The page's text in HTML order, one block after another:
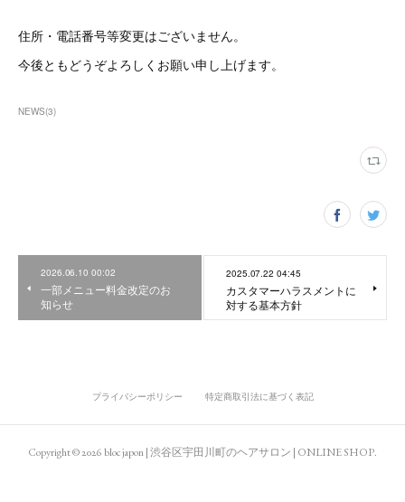
住所・電話番号等変更はございません。
今後ともどうぞよろしくお願い申し上げます。
NEWS(3)
2026.06.10 00:02
一部メニュー料金改定のお
知らせ
2025.07.22 04:45
カスタマーハラスメントに
対する基本方針
プライバシーポリシー 特定商取引法に基づく表記
Copyright ©2026bloc japon | 渋谷区宇田川町のヘアサロン | ONLINE SHOP.